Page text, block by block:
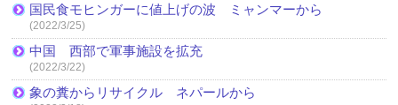
国民食モヒンガーに値上げの波 ミャンマーから
(2022/3/25)
中国 西部で軍事施設を拡充
(2022/3/22)
象の糞からリサイクル ネパールから